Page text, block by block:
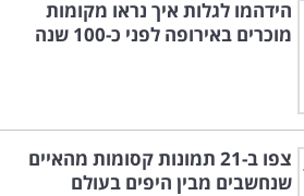
הידהמו לגלות איך נראו מקומות
מוכרים באירופה לפני כ-100 שנה
צפו ב-21 תמונות קסומות מהאיים
שנחשבים מבין היפים בעולם